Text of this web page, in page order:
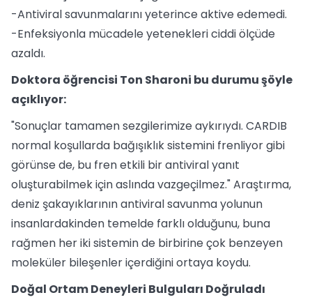
-Antiviral savunmalarını yeterince aktive edemedi.
-Enfeksiyonla mücadele yetenekleri ciddi ölçüde
azaldı.
Doktora öğrencisi Ton Sharoni bu durumu şöyle
açıklıyor:
"Sonuçlar tamamen sezgilerimize aykırıydı. CARDIB
normal koşullarda bağışıklık sistemini frenliyor gibi
görünse de, bu fren etkili bir antiviral yanıt
oluşturabilmek için aslında vazgeçilmez." Araştırma,
deniz şakayıklarının antiviral savunma yolunun
insanlardakinden temelde farklı olduğunu, buna
rağmen her iki sistemin de birbirine çok benzeyen
moleküler bileşenler içerdiğini ortaya koydu.
Doğal Ortam Deneyleri Bulguları Doğruladı